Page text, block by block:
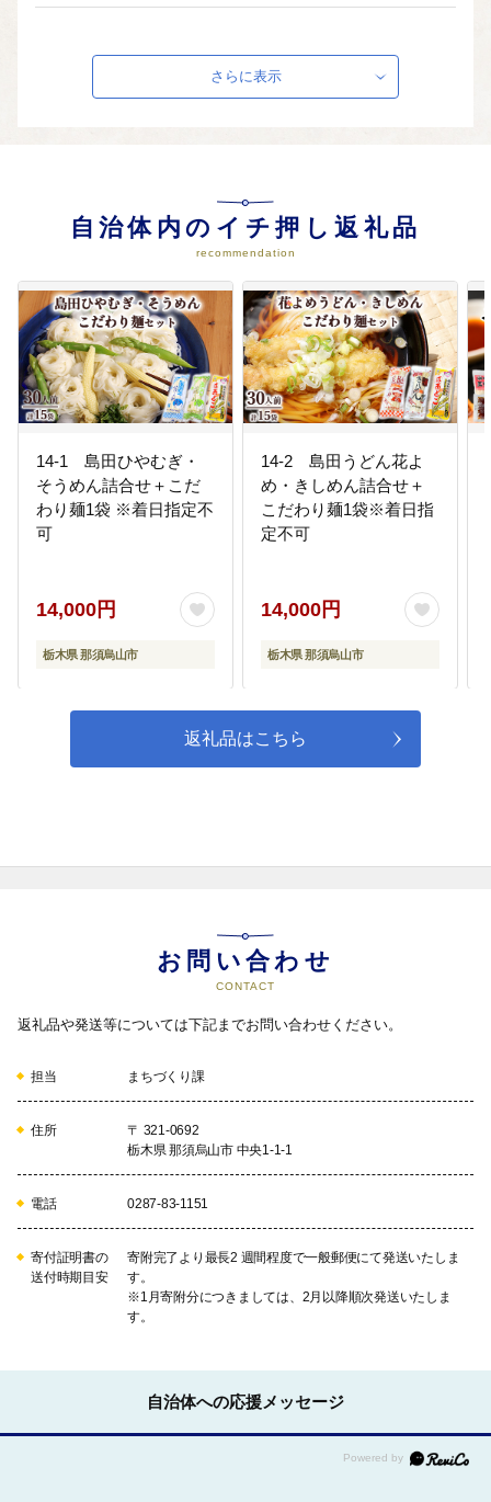
育成のため
ユネスコ無形文化遺産山あげ祭、
特産品の育成並びに観光及び産業
の振興のため
地域交流、特産品の育成など、観
きます
さらに表示
自治体内のイチ押し返礼品
recommendation
14-1 島田ひやむぎ・
そうめん詰合せ＋こだ
わり麺1袋 ※着日指定不
可
14,000円
栃木県 那須烏山市
14-2 島田うどん花よ
め・きしめん詰合せ＋
こだわり麺1袋※着日指
定不可
14,000円
栃木県 那須烏山市
返礼品はこちら
お問い合わせ
CONTACT
返礼品や発送等については下記までお問い合わせください。
担当 まちづくり課
住所
〒 321-0692
栃木県 那須烏山市 中央1-1-1
電話 0287-83-1151
寄付証明書の
送付時期目安
寄附完了より最長2 週間程度で一般郵便にて発送いたしま
す。
※1月寄附分につきましては、2月以降順次発送いたしま
す。
自治体への応援メッセージ